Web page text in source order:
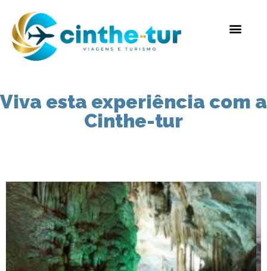
Viva esta experiência com a
Cinthe-tur